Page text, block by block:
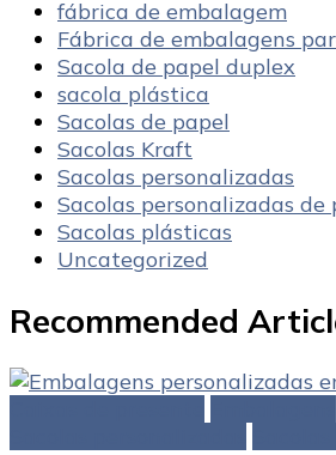
fábrica de embalagem
Fábrica de embalagens
Sacola de papel duplex
sacola plástica
Sacolas de papel
Sacolas Kraft
Sacolas personalizadas
Sacolas personalizadas de
Sacolas plásticas
Uncategorized
Recommended